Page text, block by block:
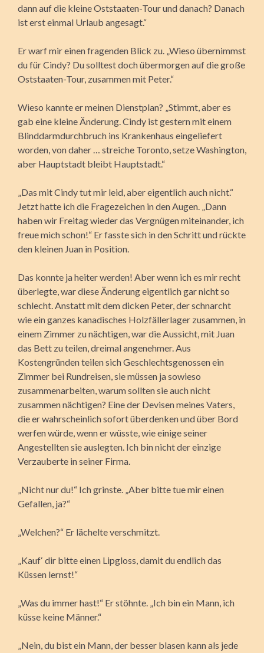
dann auf die kleine Oststaaten-Tour und danach? Danach
ist erst einmal Urlaub angesagt.“
Er warf mir einen fragenden Blick zu. „Wieso übernimmst
du für Cindy? Du solltest doch übermorgen auf die große
Oststaaten-Tour, zusammen mit Peter.“
Wieso kannte er meinen Dienstplan? „Stimmt, aber es
gab eine kleine Änderung. Cindy ist gestern mit einem
Blinddarmdurchbruch ins Krankenhaus eingeliefert
worden, von daher … streiche Toronto, setze Washington,
aber Hauptstadt bleibt Hauptstadt.“
„Das mit Cindy tut mir leid, aber eigentlich auch nicht.“
Jetzt hatte ich die Fragezeichen in den Augen. „Dann
haben wir Freitag wieder das Vergnügen miteinander, ich
freue mich schon!“ Er fasste sich in den Schritt und rückte
den kleinen Juan in Position.
Das konnte ja heiter werden! Aber wenn ich es mir recht
überlegte, war diese Änderung eigentlich gar nicht so
schlecht. Anstatt mit dem dicken Peter, der schnarcht
wie ein ganzes kanadisches Holzfällerlager zusammen, in
einem Zimmer zu nächtigen, war die Aussicht, mit Juan
das Bett zu teilen, dreimal angenehmer. Aus
Kostengründen teilen sich Geschlechtsgenossen ein
Zimmer bei Rundreisen, sie müssen ja sowieso
zusammenarbeiten, warum sollten sie auch nicht
zusammen nächtigen? Eine der Devisen meines Vaters,
die er wahrscheinlich sofort überdenken und über Bord
werfen würde, wenn er wüsste, wie einige seiner
Angestellten sie auslegten. Ich bin nicht der einzige
Verzauberte in seiner Firma.
„Nicht nur du!“ Ich grinste. „Aber bitte tue mir einen
Gefallen, ja?“
„Welchen?“ Er lächelte verschmitzt.
„Kauf‘ dir bitte einen Lipgloss, damit du endlich das
Küssen lernst!“
„Was du immer hast!“ Er stöhnte. „Ich bin ein Mann, ich
küsse keine Männer.“
„Nein, du bist ein Mann, der besser blasen kann als jede